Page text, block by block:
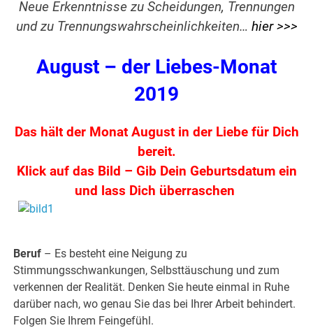
Neue Erkenntnisse zu Scheidungen, Trennungen
und zu Trennungswahrscheinlichkeiten… hier >>>
August – der Liebes-Monat
2019
Das hält der Monat August in der Liebe für Dich
bereit.
Klick auf das Bild – Gib Dein Geburtsdatum ein
und lass Dich überraschen
Beruf – Es besteht eine Neigung zu
Stimmungsschwankungen, Selbsttäuschung und zum
verkennen der Realität. Denken Sie heute einmal in Ruhe
darüber nach, wo genau Sie das bei Ihrer Arbeit behindert.
Folgen Sie Ihrem Feingefühl.